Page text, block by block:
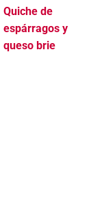
Quiche de
espárragos y
queso brie